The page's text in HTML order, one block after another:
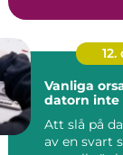
12.
Vanliga
datorn inte
Att slå på
av en svart